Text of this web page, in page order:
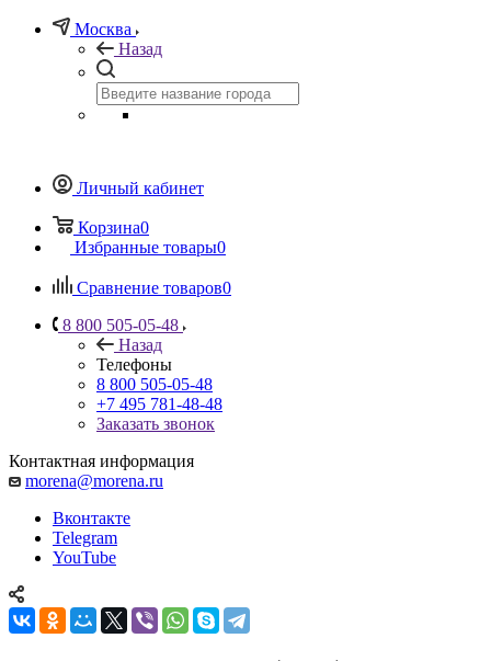
Москва
Назад
Личный кабинет
Корзина0
Избранные товары0
Сравнение товаров0
8 800 505-05-48
Назад
Телефоны
8 800 505-05-48
+7 495 781-48-48
Заказать звонок
Контактная информация
morena@morena.ru
Вконтакте
Telegram
YouTube